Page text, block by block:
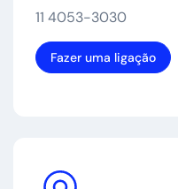
11 4053-3030
Fazer uma ligação